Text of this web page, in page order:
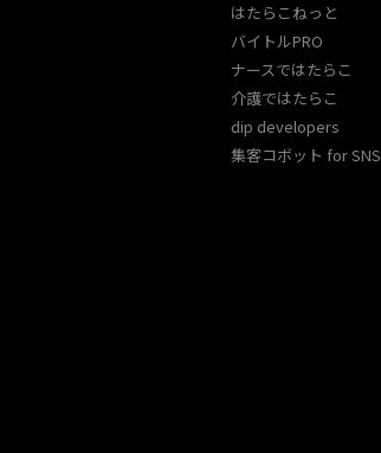
はたらこねっと
バイトルPRO
ナースではたらこ
介護ではたらこ
dip developers
集客コボット for